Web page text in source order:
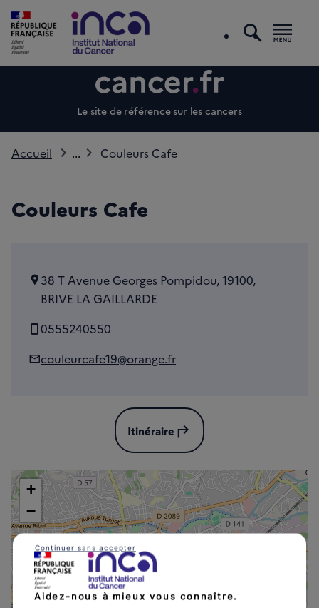
Le site de référence sur les cancers
Accueil ... Couleurs Cafe
Couleurs Cafe
38 T Avenue Georges Pompidou, 19100,
BRIVE LA GAILLARDE
0555240550
couleurcafe19@orange.fr
Itinéraire subdirectory_arrow_left
+
−
Aidez-nous à mieux vous connaître.
Continuer sans accepter